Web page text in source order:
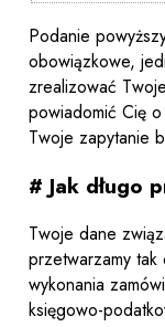
Podanie
obowiązkowe,
zrealizować
powiadomić Cię
Twoje zapytanie
# Jak długo
Twoje dane
przetwarzamy
wykonania
księgowo-